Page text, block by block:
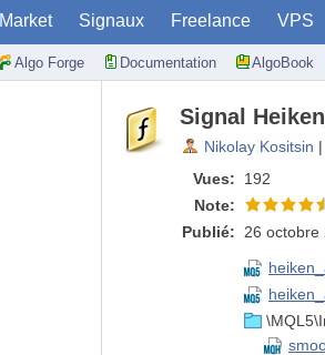
Market Signaux Freelance VPS
Algo Forge Documentation AlgoBook
Signal
Nikolay Kositsin |
Vues:
192
Note:
Publié:
26 octobre